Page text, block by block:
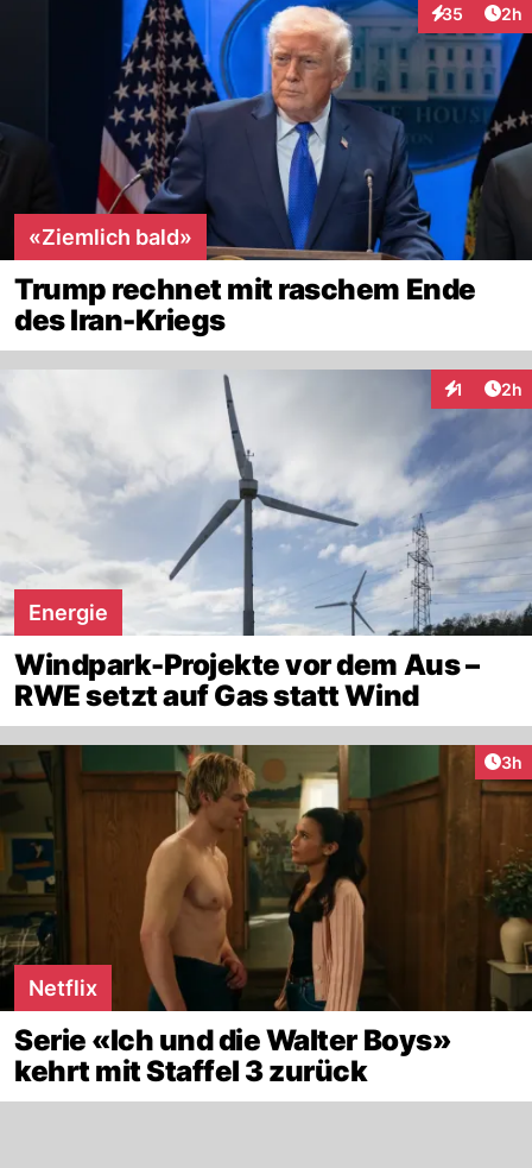
35
Interaktionen
2h
«Ziemlich bald»
Trump rechnet mit raschem Ende
des Iran-Kriegs
1 2h
Energie
Windpark-Projekte vor dem Aus –
RWE setzt auf Gas statt Wind
3h
Netflix
Serie «Ich und die Walter Boys»
kehrt mit Staffel 3 zurück